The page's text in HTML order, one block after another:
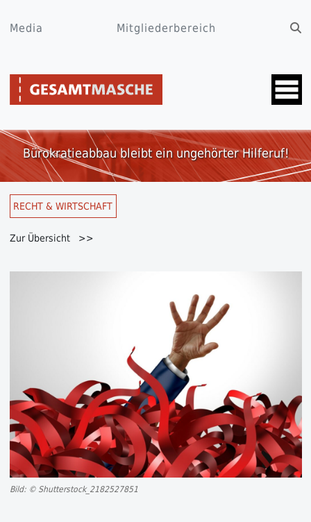
Media Mitgliederbereich
Bürokratieabbau bleibt ein ungehörter Hilferuf!
RECHT & WIRTSCHAFT
Zur Übersicht >>
Bild: © Shutterstock_2182527851